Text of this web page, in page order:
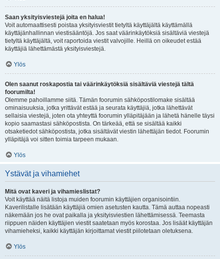
Saan yksityisviestejä joita en halua!
Voit automaattisesti poistaa yksityisviestit tietyltä käyttäjältä käyttämällä
käyttäjänhallinnan viestisääntöjä. Jos saat väärinkäytöksiä sisältäviä viestejä
tietyltä käyttäjältä, voit raportoida viestit valvojille. Heillä on oikeudet estää
käyttäjiä lähettämästä yksityisviestejä.
Ylös
Olen saanut roskapostia tai väärinkäytöksiä sisältäviä viestejä tältä
foorumilta!
Olemme pahoillamme siitä. Tämän foorumin sähköpostilomake sisältää
ominaisuuksia, jotka yrittävät estää ja seurata käyttäjiä, jotka lähettävät
sellaisia viestejä, joten ota yhteyttä foorumin ylläpitäjään ja lähetä hänelle täysi
kopio saamastasi sähköpostista. On tärkeää, että se sisältää kaikki
otsaketiedot sähköpostista, jotka sisältävät viestin lähettäjän tiedot. Foorumin
ylläpitäjä voi sitten toimia tarpeen mukaan.
Ylös
Ystävät ja vihamiehet
Mitä ovat kaveri ja vihamieslistat?
Voit käyttää näitä listoja muiden foorumin käyttäjien organisointiin.
Kaverilistalle lisätään käyttäjiä omien asetusten kautta. Tämä auttaa nopeasti
näkemään jos he ovat paikalla ja yksityisviestien lähettämisessä. Teemasta
riippuen näiden käyttäjien viestit saatetaan myös korostaa. Jos lisäät käyttäjän
vihamieheksi, kaikki käyttäjän kirjoittamat viestit piilotetaan oletuksena.
Ylös